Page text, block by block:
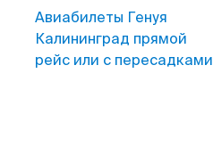
Авиабилеты Генуя
Калининград прямой
рейс или с пересадками